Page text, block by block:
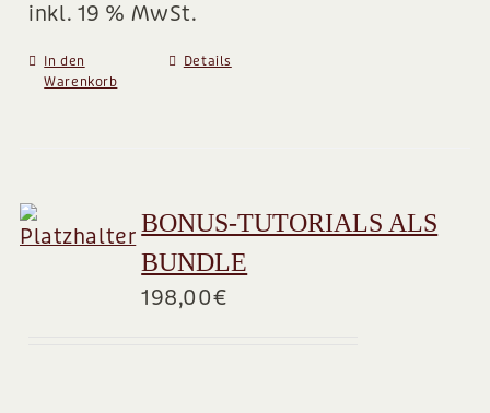
inkl. 19 % MwSt.
In den
Warenkorb
Details
BONUS-TUTORIALS ALS
BUNDLE
198,00€